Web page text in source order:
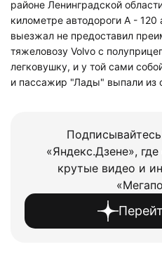
районе Ленинградской
километре автодороги А -
выезжал не предоставил
тяжеловозу Volvo с
легковушку, и у той сами
и пассажир "Лады" выпали из
«Яндекс.Дзене»,
крутые видео и